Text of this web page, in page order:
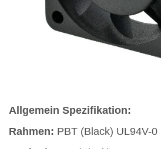
Allgemein Spezifikation:
Rahmen: PBT (Black) UL94V-0